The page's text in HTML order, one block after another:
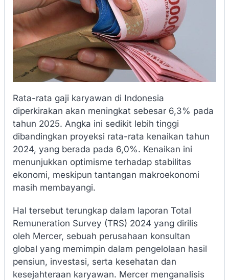
Rata-rata gaji karyawan di Indonesia
diperkirakan akan meningkat sebesar 6,3% pada
tahun 2025. Angka ini sedikit lebih tinggi
dibandingkan proyeksi rata-rata kenaikan tahun
2024, yang berada pada 6,0%. Kenaikan ini
menunjukkan optimisme terhadap stabilitas
ekonomi, meskipun tantangan makroekonomi
masih membayangi.
Hal tersebut terungkap dalam laporan Total
Remuneration Survey (TRS) 2024 yang dirilis
oleh Mercer, sebuah perusahaan konsultan
global yang memimpin dalam pengelolaan hasil
pensiun, investasi, serta kesehatan dan
kesejahteraan karyawan. Mercer menganalisis